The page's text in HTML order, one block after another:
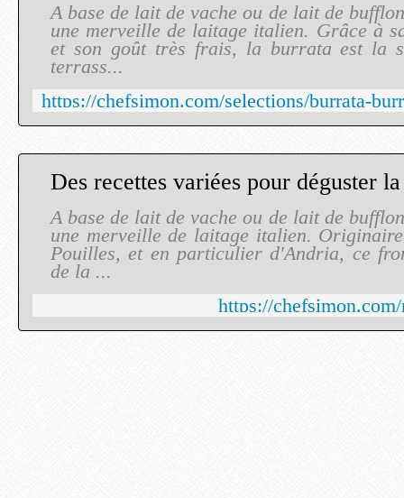
A base de lait de vache ou de lait de
une merveille de laitage italien. Grâce à
et son goût très frais, la burrata est la
terrass...
A base de lait de vache ou de lait de
une merveille de laitage italien.
Pouilles, et en particulier d'Andria, ce
de la ...
https://